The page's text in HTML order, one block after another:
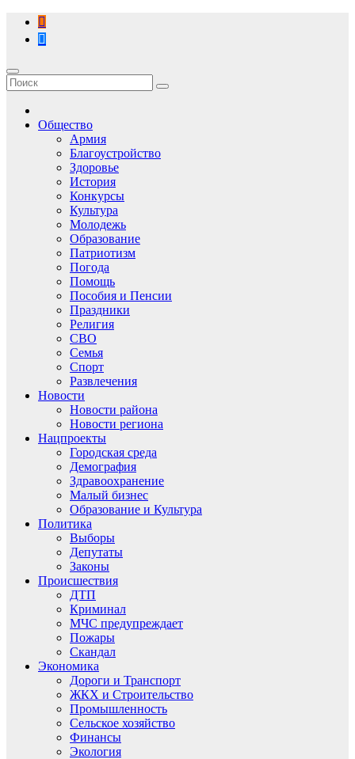
Перейти
содержимому
Общество
Армия
Благоустройство
Здоровье
История
Конкурсы
Культура
Молодежь
Образование
Патриотизм
Погода
Помощь
Пособия и Пенсии
Праздники
Религия
СВО
Семья
Спорт
Развлечения
Новости
Новости района
Новости региона
Нацпроекты
Городская среда
Демография
Здравоохранение
Малый бизнес
Образование и Культура
Политика
Выборы
Депутаты
Законы
Происшествия
ДТП
Криминал
МЧС предупреждает
Пожары
Скандал
Экономика
Дороги и Транспорт
ЖКХ и Строительство
Промышленность
Сельское хозяйство
Финансы
Экология